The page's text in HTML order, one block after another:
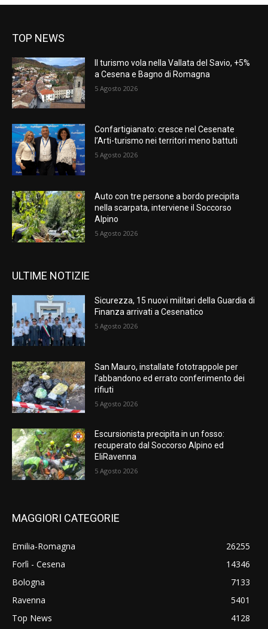
TOP NEWS
Il turismo vola nella Vallata del Savio, +5%
a Cesena e Bagno di Romagna
5 Agosto 2026
Confartigianato: cresce nel Cesenate
l’Arti-turismo nei territori meno battuti
5 Agosto 2026
Auto con tre persone a bordo precipita
nella scarpata, interviene il Soccorso
Alpino
5 Agosto 2026
ULTIME NOTIZIE
Sicurezza, 15 nuovi militari della Guardia di
Finanza arrivati a Cesenatico
5 Agosto 2026
San Mauro, installate fototrappole per
l’abbandono ed errato conferimento dei
rifiuti
5 Agosto 2026
Escursionista precipita in un fosso:
recuperato dal Soccorso Alpino ed
EliRavenna
5 Agosto 2026
MAGGIORI CATEGORIE
Emilia-Romagna
26255
Forlì - Cesena
14346
Bologna
7133
Ravenna
5401
Top News
4128